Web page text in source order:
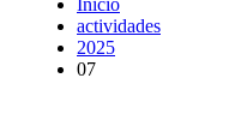
Inicio
actividades
2025
07